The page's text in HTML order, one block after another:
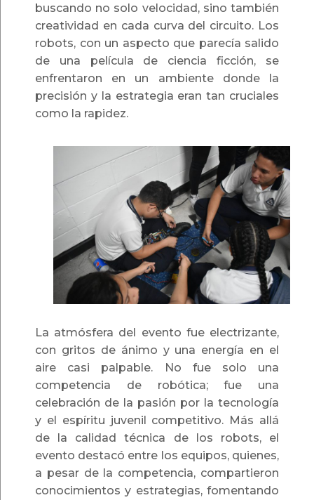
buscando no solo velocidad, sino también
creatividad en cada curva del circuito. Los
robots, con un aspecto que parecía salido
de una película de ciencia ficción, se
enfrentaron en un ambiente donde la
precisión y la estrategia eran tan cruciales
como la rapidez.
La atmósfera del evento fue electrizante,
con gritos de ánimo y una energía en el
aire casi palpable. No fue solo una
competencia de robótica; fue una
celebración de la pasión por la tecnología
y el espíritu juvenil competitivo. Más allá
de la calidad técnica de los robots, el
evento destacó entre los equipos, quienes,
a pesar de la competencia, compartieron
conocimientos y estrategias, fomentando